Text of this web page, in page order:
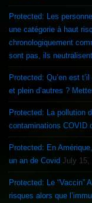
Protected: Les
une catégorie à haut
chronologiquement
sont pas, ils
Protected: Qu’en est
et plein d’autres ?
Protected: La pollution
contaminations COVID
Protected: En
un an de Covid July 15,
Protected: Le “Vaccin”
risques alors que